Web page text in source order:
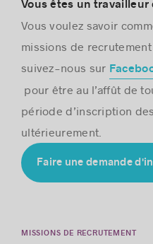
Vous êtes un travailleur
Vous voulez savoir
missions de
suivez-nous sur
pour être au l’affût de
période d’inscription
ultérieurement.
Faire une demande
MISSIONS DE RECRUTEMENT